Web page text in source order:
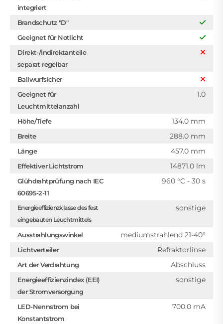
integriert
Brandschutz "D"
Geeignet für Notlicht
Direkt-/Indirektanteile
separat regelbar
Ballwurfsicher
Geeignet für
Leuchtmittelanzahl
1.0
Höhe/Tiefe 134.0 mm
Breite 288.0 mm
Länge 457.0 mm
Effektiver Lichtstrom 14871.0 lm
Glühdrahtprüfung nach IEC
60695-2-11
960 °C - 30 s
Energieeffizienzklasse des fest
eingebauten Leuchtmittels
sonstige
Ausstrahlungswinkel mediumstrahlend 21-40°
Lichtverteiler Refraktorlinse
Art der Verdrahtung Abschluss
Energieeffizienzindex (EEI)
der Stromversorgung
sonstige
LED-Nennstrom bei
Konstantstrom
700.0 mA